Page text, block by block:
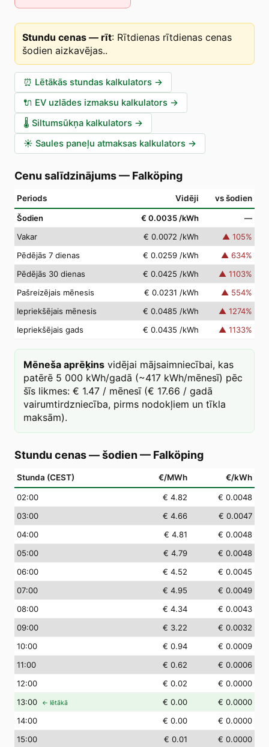
Stundu cenas — rīt: Rītdienas rītdienas cenas
šodien aizkavējas..
⏰ Lētākās stundas kalkulators →
🔌 EV uzlādes izmaksu kalkulators →
🌡️ Siltumsūkņa kalkulators →
☀️ Saules paneļu atmaksas kalkulators →
Cenu salīdzinājums— Falköping
Periods Vidēji vs šodien
Šodien € 0.0035 /kWh
—
Vakar
€ 0.0072 /kWh ▲ 105%
Pēdējās 7 dienas
€ 0.0259 /kWh ▲ 634%
Pēdējās 30 dienas
€ 0.0425 /kWh ▲ 1103%
Pašreizējais mēnesis
€ 0.0231 /kWh ▲ 554%
Iepriekšējais mēnesis
€ 0.0485 /kWh ▲ 1274%
Iepriekšējais gads
€ 0.0435 /kWh ▲ 1133%
Mēneša aprēķins vidējai mājsaimniecībai, kas
patērē 5 000 kWh/gadā (~417 kWh/mēnesī) pēc
šīs likmes: € 1.47 / mēnesī (€ 17.66 / gadā
vairumtirdzniecība, pirms nodokļiem un tīkla
maksām).
Stundu cenas — šodien — Falköping
Stunda (CEST) €/MWh €/kWh
02:00 € 4.82
€ 0.0048
03:00 € 4.66
€ 0.0047
04:00 € 4.81
€ 0.0048
05:00 € 4.79
€ 0.0048
06:00 € 4.52
€ 0.0045
07:00 € 4.95
€ 0.0049
08:00 € 4.34
€ 0.0043
09:00 € 3.22
€ 0.0032
10:00 € 0.94
€ 0.0009
11:00 € 0.62
€ 0.0006
12:00 € 0.02
€ 0.0000
13:00 ← lētākā € 0.00
€ 0.0000
14:00 € 0.00
€ 0.0000
15:00 € 0.01
€ 0.0000